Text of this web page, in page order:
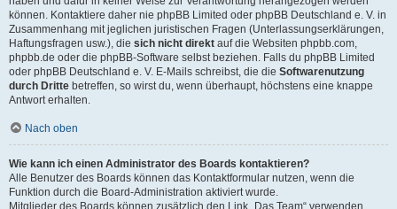
können. Kontaktiere daher nie phpBB Limited oder phpBB Deutschland e. V. in
Zusammenhang mit jeglichen juristischen Fragen (Unterlassungserklärungen,
Haftungsfragen usw.), die sich nicht direkt auf die Websiten phpbb.com,
phpbb.de oder die phpBB-Software selbst beziehen. Falls du phpBB Limited
oder phpBB Deutschland e. V. E-Mails schreibst, die die Softwarenutzung
durch Dritte betreffen, so wirst du, wenn überhaupt, höchstens eine knappe
Antwort erhalten.
Nach oben
Wie kann ich einen Administrator des Boards kontaktieren?
Alle Benutzer des Boards können das Kontaktformular nutzen, wenn die
Funktion durch die Board-Administration aktiviert wurde.
Mitglieder des Boards können zusätzlich den Link „Das Team“ verwenden.